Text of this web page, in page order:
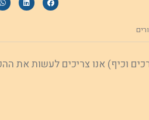
וכיף) אנו צריכים לעשות את